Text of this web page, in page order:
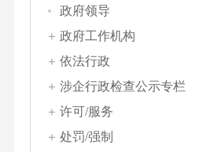
政府领导
政府工作机构
依法行政
涉企行政检查公示专栏
许可/服务
处罚/强制